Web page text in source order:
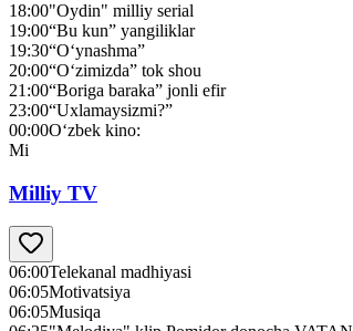
18:00"Oydin" milliy serial
19:00“Bu kun” yangiliklar
19:30“O‘ynashma”
20:00“O‘zimizda” tok shou
21:00“Boriga baraka” jonli efir
23:00“Uxlamaysizmi?”
00:00O‘zbek kino:
Mi
Milliy TV
06:00Telekanal madhiyasi
06:05Motivatsiya
06:05Musiqa